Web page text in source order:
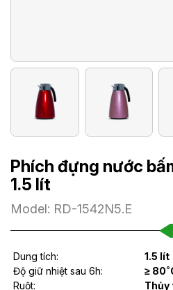
Phích đựng nước
1.5 lít
Model: RD-1542N5.E
Dung tích:
1.5 lít
Độ giữ nhiệt sau 6h:
≥
Ruột:
Thủy